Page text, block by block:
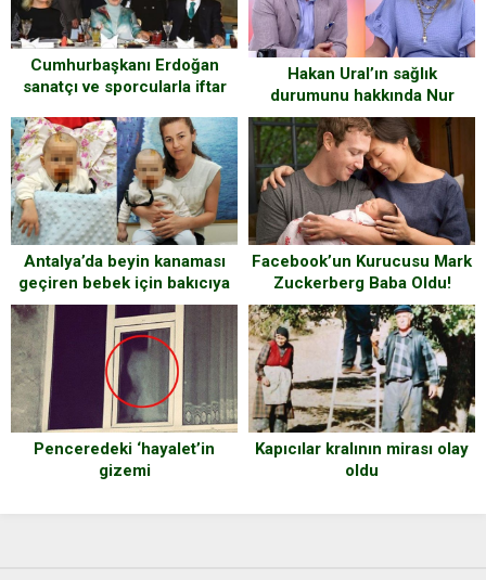
Cumhurbaşkanı Erdoğan
sanatçı ve sporcularla iftar
Hakan Ural’ın sağlık
durumunu hakkında Nur
Tuğba Namlı’dan
bilgilendirme
Antalya’da beyin kanaması
geçiren bebek için bakıcıya
suç duyurusu
Facebook’un Kurucusu Mark
Zuckerberg Baba Oldu!
Penceredeki ‘hayalet’in
gizemi
Kapıcılar kralının mirası olay
oldu